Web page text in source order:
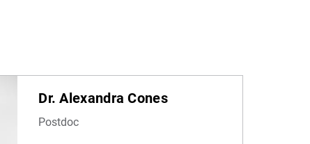
Dr. Alexandra Cones
Postdoc